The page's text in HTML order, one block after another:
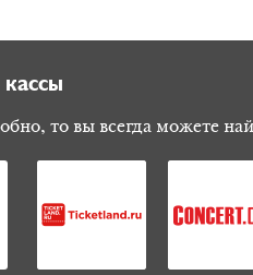
то вы всегда можете